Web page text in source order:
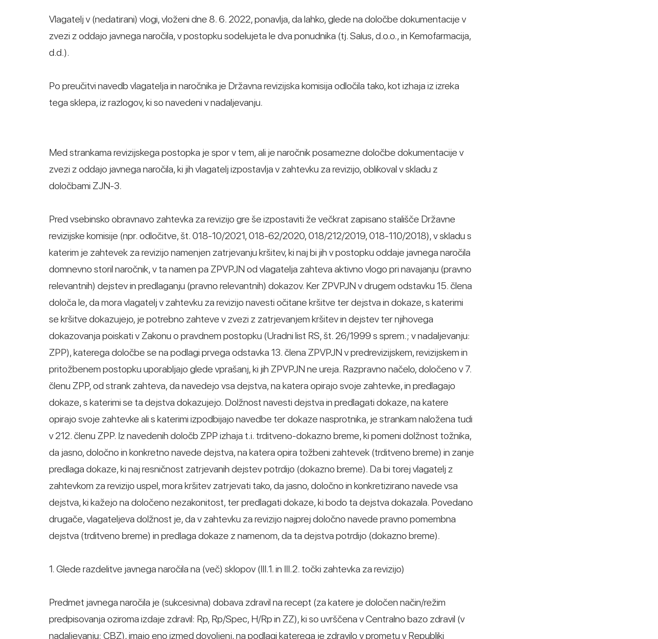
Vlagatelj v (nedatirani) vlogi, vloženi dne 8. 6. 2022, ponavlja, da lahko, glede na določbe dokumentacije v
zvezi z oddajo javnega naročila, v postopku sodelujeta le dva ponudnika (tj. Salus, d.o.o., in Kemofarmacija,
d.d.).
Po preučitvi navedb vlagatelja in naročnika je Državna revizijska komisija odločila tako, kot izhaja iz izreka
tega sklepa, iz razlogov, ki so navedeni v nadaljevanju.
Med strankama revizijskega postopka je spor v tem, ali je naročnik posamezne določbe dokumentacije v
zvezi z oddajo javnega naročila, ki jih vlagatelj izpostavlja v zahtevku za revizijo, oblikoval v skladu z
določbami ZJN-3.
Pred vsebinsko obravnavo zahtevka za revizijo gre še izpostaviti že večkrat zapisano stališče Državne
revizijske komisije (npr. odločitve, št. 018-10/2021, 018-62/2020, 018/212/2019, 018-110/2018), v skladu s
katerim je zahtevek za revizijo namenjen zatrjevanju kršitev, ki naj bi jih v postopku oddaje javnega naročila
domnevno storil naročnik, v ta namen pa ZPVPJN od vlagatelja zahteva aktivno vlogo pri navajanju (pravno
relevantnih) dejstev in predlaganju (pravno relevantnih) dokazov. Ker ZPVPJN v drugem odstavku 15. člena
določa le, da mora vlagatelj v zahtevku za revizijo navesti očitane kršitve ter dejstva in dokaze, s katerimi
se kršitve dokazujejo, je potrebno zahteve v zvezi z zatrjevanjem kršitev in dejstev ter njihovega
dokazovanja poiskati v Zakonu o pravdnem postopku (Uradni list RS, št. 26/1999 s sprem.; v nadaljevanju:
ZPP), katerega določbe se na podlagi prvega odstavka 13. člena ZPVPJN v predrevizijskem, revizijskem in
pritožbenem postopku uporabljajo glede vprašanj, ki jih ZPVPJN ne ureja. Razpravno načelo, določeno v 7.
členu ZPP, od strank zahteva, da navedejo vsa dejstva, na katera opirajo svoje zahtevke, in predlagajo
dokaze, s katerimi se ta dejstva dokazujejo. Dolžnost navesti dejstva in predlagati dokaze, na katere
opirajo svoje zahtevke ali s katerimi izpodbijajo navedbe ter dokaze nasprotnika, je strankam naložena tudi
v 212. členu ZPP. Iz navedenih določb ZPP izhaja t.i. trditveno-dokazno breme, ki pomeni dolžnost tožnika,
da jasno, določno in konkretno navede dejstva, na katera opira tožbeni zahtevek (trditveno breme) in zanje
predlaga dokaze, ki naj resničnost zatrjevanih dejstev potrdijo (dokazno breme). Da bi torej vlagatelj z
zahtevkom za revizijo uspel, mora kršitev zatrjevati tako, da jasno, določno in konkretizirano navede vsa
dejstva, ki kažejo na določeno nezakonitost, ter predlagati dokaze, ki bodo ta dejstva dokazala. Povedano
drugače, vlagateljeva dolžnost je, da v zahtevku za revizijo najprej določno navede pravno pomembna
dejstva (trditveno breme) in predlaga dokaze z namenom, da ta dejstva potrdijo (dokazno breme).
1. Glede razdelitve javnega naročila na (več) sklopov (III.1. in III.2. točki zahtevka za revizijo)
Predmet javnega naročila je (sukcesivna) dobava zdravil na recept (za katere je določen način/režim
predpisovanja oziroma izdaje zdravil: Rp, Rp/Spec, H/Rp in ZZ), ki so uvrščena v Centralno bazo zdravil (v
nadaljevanju: CBZ), imajo eno izmed dovoljenj, na podlagi katerega je zdravilo v prometu v Republiki